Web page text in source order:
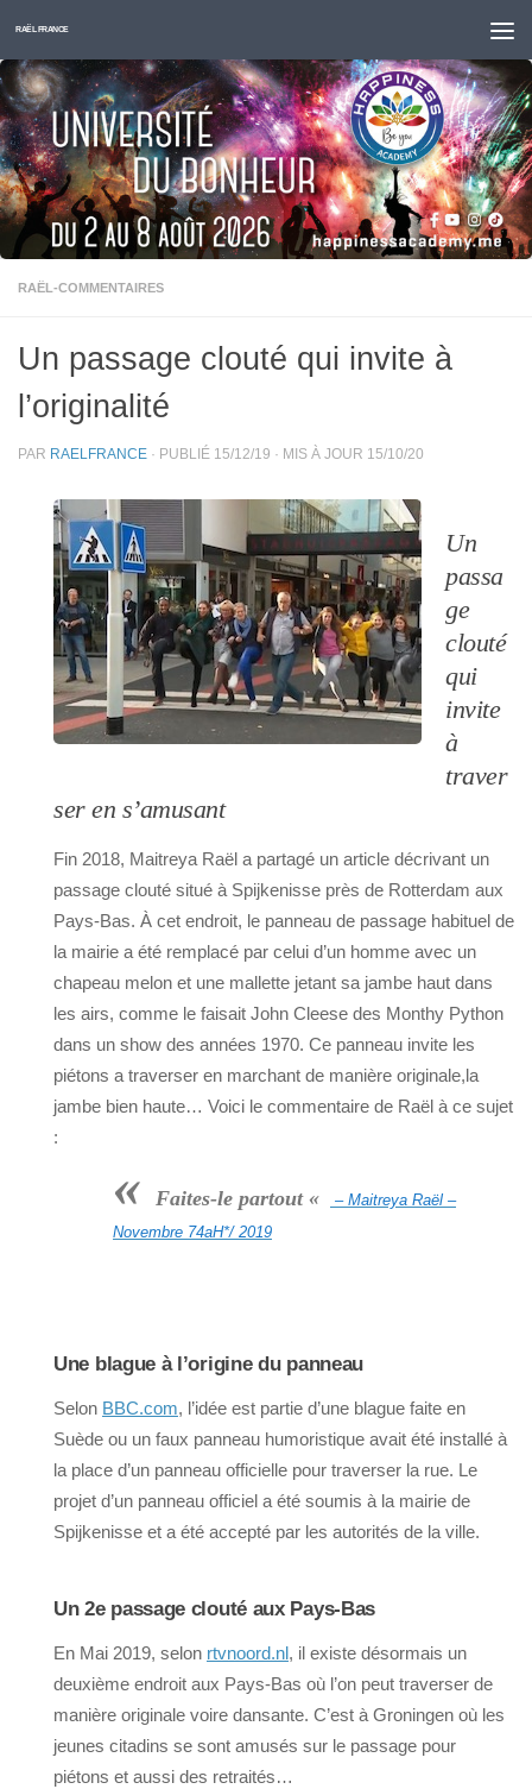
Skip to content
RAËL FRANCE
RAËL-COMMENTAIRES
Un passage clouté qui invite à
l’originalité
PAR RAELFRANCE · PUBLIÉ 15/12/19 · MIS À JOUR 15/10/20
Un
passa
ge
clouté
qui
invite
à
traver
ser en s’amusant
Fin 2018, Maitreya Raël a partagé un article décrivant un
passage clouté situé à Spijkenisse près de Rotterdam aux
Pays-Bas. À cet endroit, le panneau de passage habituel de
la mairie a été remplacé par celui d’un homme avec un
chapeau melon et une mallette jetant sa jambe haut dans
les airs, comme le faisait John Cleese des Monthy Python
dans un show des années 1970. Ce panneau invite les
piétons a traverser en marchant de manière originale,la
jambe bien haute… Voici le commentaire de Raël à ce sujet
:
« Faites-le partout «
– Maitreya Raël –
Novembre 74aH*/ 2019
Une blague à l’origine du panneau
Selon BBC.com, l’idée est partie d’une blague faite en
Suède ou un faux panneau humoristique avait été installé à
la place d’un panneau officielle pour traverser la rue. Le
projet d’un panneau officiel a été soumis à la mairie de
Spijkenisse et a été accepté par les autorités de la ville.
Un 2e passage clouté aux Pays-Bas
En Mai 2019, selon rtvnoord.nl, il existe désormais un
deuxième endroit aux Pays-Bas où l’on peut traverser de
manière originale voire dansante. C’est à Groningen où les
jeunes citadins se sont amusés sur le passage pour
piétons et aussi des retraités…